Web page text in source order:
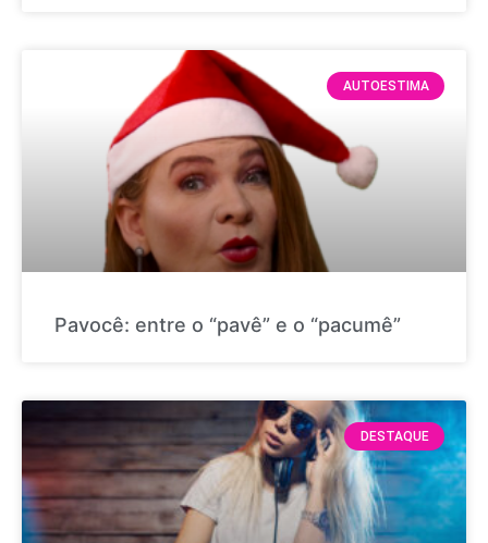
AUTOESTIMA
Pavocê: entre o “pavê” e o “pacumê”
DESTAQUE